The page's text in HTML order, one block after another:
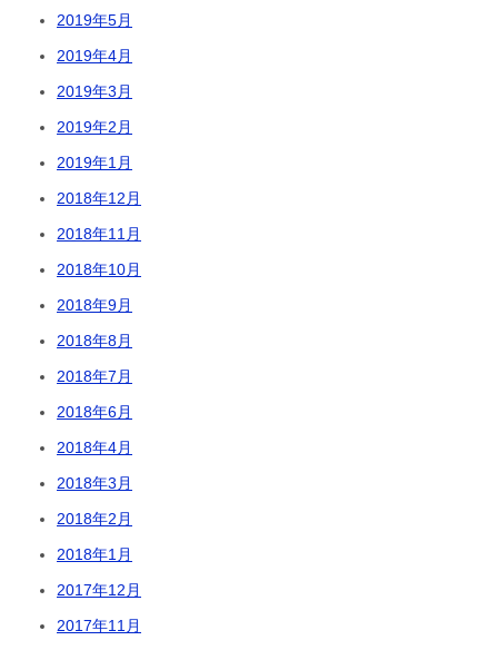
2019年5月
2019年4月
2019年3月
2019年2月
2019年1月
2018年12月
2018年11月
2018年10月
2018年9月
2018年8月
2018年7月
2018年6月
2018年4月
2018年3月
2018年2月
2018年1月
2017年12月
2017年11月